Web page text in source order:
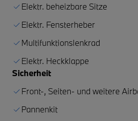
Elektr. beheizbare Sitze
Elektr. Fensterheber
Multifunktionslenkrad
Elektr. Heckklappe
Sicherheit
Front-, Seiten- und weitere
Pannenkit